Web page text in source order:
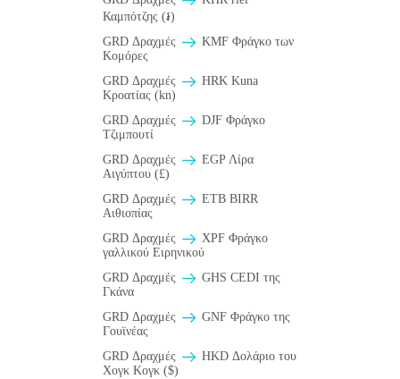
Καμπότζης (៛)
GRD Δραχμές
KMF Φράγκο των
Κομόρες
GRD Δραχμές
HRK Kuna
Κροατίας (kn)
GRD Δραχμές
DJF Φράγκο
Τζιμπουτί
GRD Δραχμές
EGP Λίρα
Αιγύπτου (£)
GRD Δραχμές
ETB BIRR
Αιθιοπίας
GRD Δραχμές
XPF Φράγκο
γαλλικού Ειρηνικού
GRD Δραχμές
GHS CEDI της
Γκάνα
GRD Δραχμές
GNF Φράγκο της
Γουϊνέας
GRD Δραχμές
HKD Δολάριο του
Χογκ Κογκ ($)